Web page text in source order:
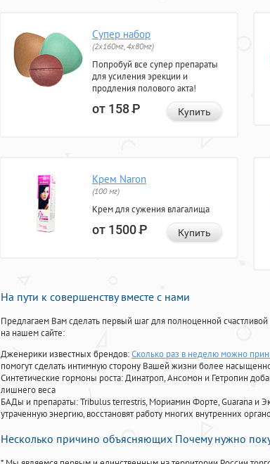
Супер набор
(2х160мг, 4х80мг)
Попробуй все супер препараты
для усиления эрекции и
продления полового акта!
от 158Р Купить
Крем Naron
(100 мг)
Крем для сужения влагалища
от 1500Р Купить
На пути к совершенству вместе с нами
Предлагаем Вам сделать первый шаг для полноценной
на нашем сайте:
Дженерики известных брендов:Сколько раз в неделю можно
помогут сделать интимную сторону Вашей жизни более
Синтетические гормоны роста: Динатроп, Ансомон и Гетропин
лишнего веса
БАДы и препараты:Tribulus terrestris, Мориамин Форте, Guarana и
утраченную энергию, восстановят работу многих внутренних
Несколько причино объясняющих Почему нужно